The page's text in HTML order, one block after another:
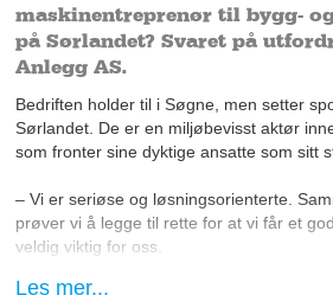
maskinentreprenør til bygg-
på Sørlandet? Svaret på
Anlegg AS.
Bedriften holder til i Søgne, men setter
Sørlandet. De er en miljøbevisst aktør
som fronter sine dyktige ansatte som sitt
– Vi er seriøse og løsningsorienterte.
prøver vi å legge til rette for at vi får et
veldig viktig for oss.
Les mer...